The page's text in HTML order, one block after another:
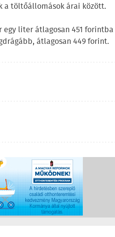
a töltőállomások árai között.
egy liter átlagosan 451 forintba
átlagosan 449 forint.